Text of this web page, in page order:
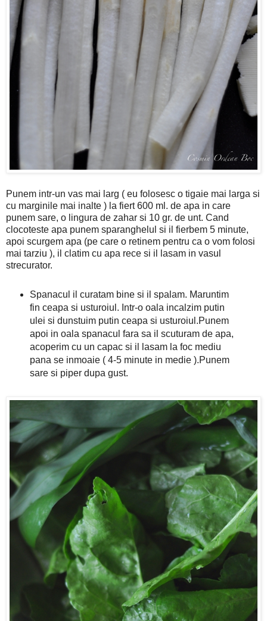
Punem intr-un vas mai larg ( eu folosesc o tigaie mai larga si
cu marginile mai inalte ) la fiert 600 ml. de apa in care
punem sare, o lingura de zahar si 10 gr. de unt. Cand
clocoteste apa punem sparanghelul si il fierbem 5 minute,
apoi scurgem apa (pe care o retinem pentru ca o vom folosi
mai tarziu ), il clatim cu apa rece si il lasam in vasul
strecurator.
Spanacul il curatam bine si il spalam. Maruntim
fin ceapa si usturoiul. Intr-o oala incalzim putin
ulei si dunstuim putin ceapa si usturoiul.Punem
apoi in oala spanacul fara sa il scuturam de apa,
acoperim cu un capac si il lasam la foc mediu
pana se inmoaie ( 4-5 minute in medie ).Punem
sare si piper dupa gust.